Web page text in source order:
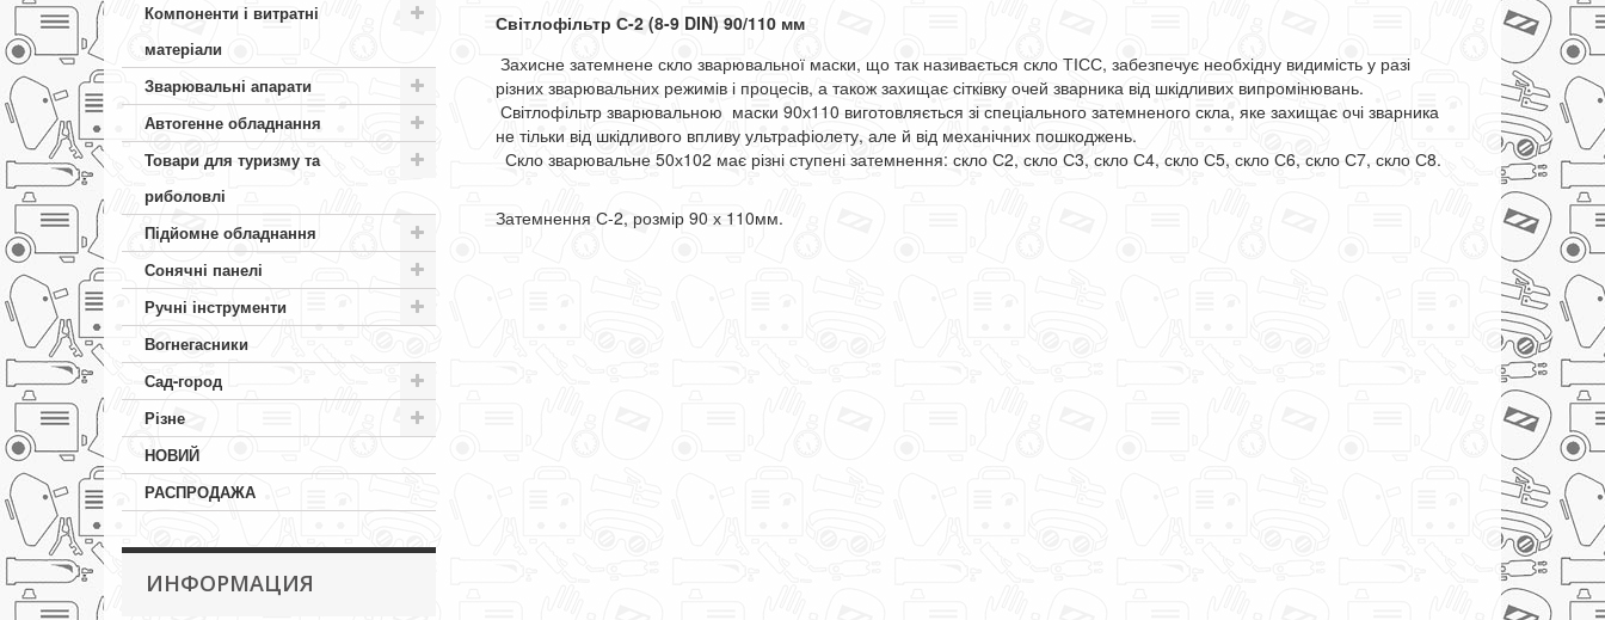
Компоненти і витратні
матеріали
Зварювальні апарати
Автогенне обладнання
Товари для туризму та
риболовлі
Підйомне обладнання
Сонячні панелі
Ручні інструменти
Вогнегасники
Сад-город
Різне
НОВИЙ
РАСПРОДАЖА
ИНФОРМАЦИЯ
Світлофільтр С-2 (8-9 DIN) 90/110 мм
Захисне затемнене скло зварювальної маски, що так називається скло ТІСС, забезпечує необхідну видимість у разі
різних зварювальних режимів і процесів, а також захищає сітківку очей зварника від шкідливих випромінювань.
Світлофільтрзварювальною маски 90х110 виготовляється зі спеціального затемненого скла, яке захищає очі зварника
не тільки від шкідливого впливу ультрафіолету, але й від механічних пошкоджень.
Скло зварювальне 50х102 має різні ступені затемнення: скло С2, скло С3, скло С4, скло С5, скло С6, скло С7, скло С8.
Затемнення С-2, розмір 90 х 110мм.